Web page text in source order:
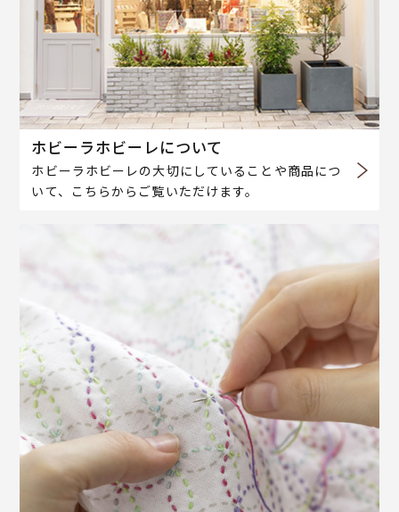
ホビーラホビーレについて
ホビーラホビーレの大切にしていることや商品につ
いて、こちらからご覧いただけます。